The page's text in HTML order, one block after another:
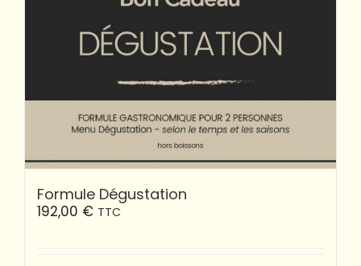
Formule Dégustation
192,00 € TTC